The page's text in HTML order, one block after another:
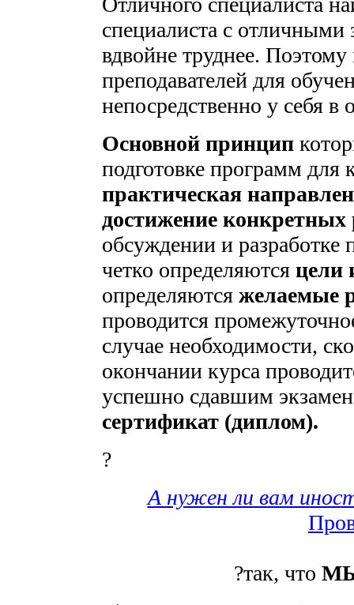
специалиста с
вдвойне труднее.
преподавателей для
непосредственно у себя в
Основной принцип
подготовке программ для
практическая
достижение конкретных
обсуждении и
четко определяются цели
определяются желаемые
проводится
случае необходимости,
окончании курса
успешно сдавшим
сертификат (диплом).
?
А нужен ли вам
?так, что